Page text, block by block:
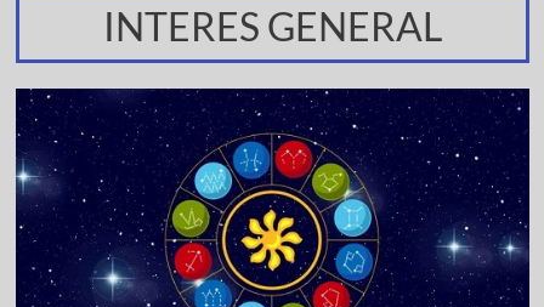
INTERES GENERAL